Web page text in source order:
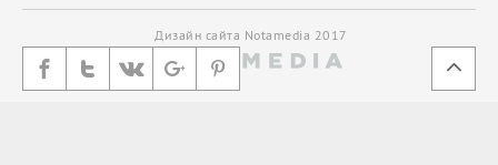
Дизайн сайта Notamedia 2017